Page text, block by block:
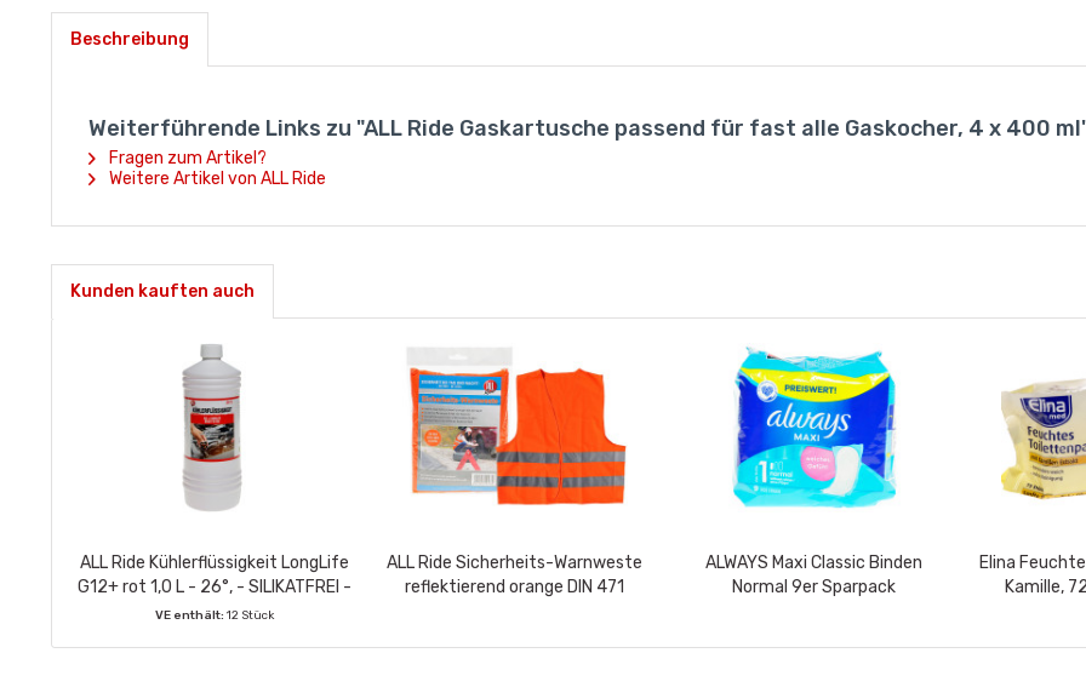
Beschreibung
Weiterführende Links zu "ALL Ride Gaskartusche passend für fast alle Gaskocher, 4 x 400
Fragen zum Artikel?
Weitere Artikel von ALL Ride
Kunden kauften auch
ALL Ride Kühlerflüssigkeit LongLife
G12+ rot 1,0 L - 26°, - SILIKATFREI -
VE enthält: 12 Stück
ALL Ride Sicherheits-Warnweste
reflektierend orange DIN 471
ALWAYS Maxi Classic Binden
Normal 9er Sparpack
Elina
Kamille,